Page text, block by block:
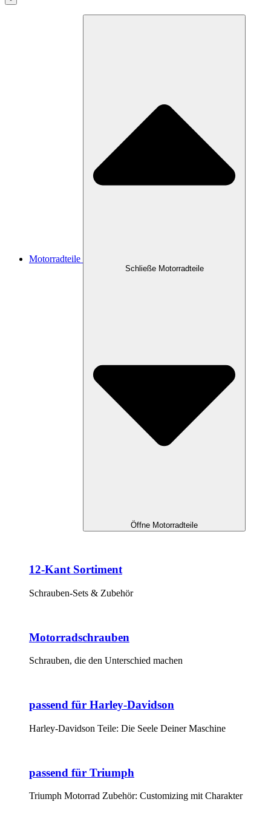
Motorradteile
Schließe Motorradteile
Öffne Motorradteile
12-Kant Sortiment
Schrauben-Sets & Zubehör
Motorradschrauben
Schrauben, die den Unterschied machen
passend für Harley-Davidson
Harley-Davidson Teile: Die Seele Deiner Maschine
passend für Triumph
Triumph Motorrad Zubehör: Customizing mit Charakter